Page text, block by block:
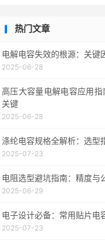
热门文章
电解电容失效的根源：关键
2025-06-28
高压大容量电解电容应用
关键
2025-06-28
涤纶电容规格全解析：选型
2025-07-23
电阻选型避坑指南：精度与
2025-06-29
电子设计必备：常用贴片电
2025-07-23